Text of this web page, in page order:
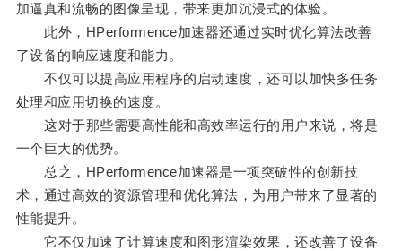
加逼真和流畅的图像呈现，带来更加沉浸式的体验。
此外，HPerformence加速器还通过实时优化算法改善
了设备的响应速度和能力。
不仅可以提高应用程序的启动速度，还可以加快多任务
处理和应用切换的速度。
这对于那些需要高性能和高效率运行的用户来说，将是
一个巨大的优势。
总之，HPerformence加速器是一项突破性的创新技
术，通过高效的资源管理和优化算法，为用户带来了显著的
性能提升。
它不仅加速了计算速度和图形渲染效果，还改善了设备